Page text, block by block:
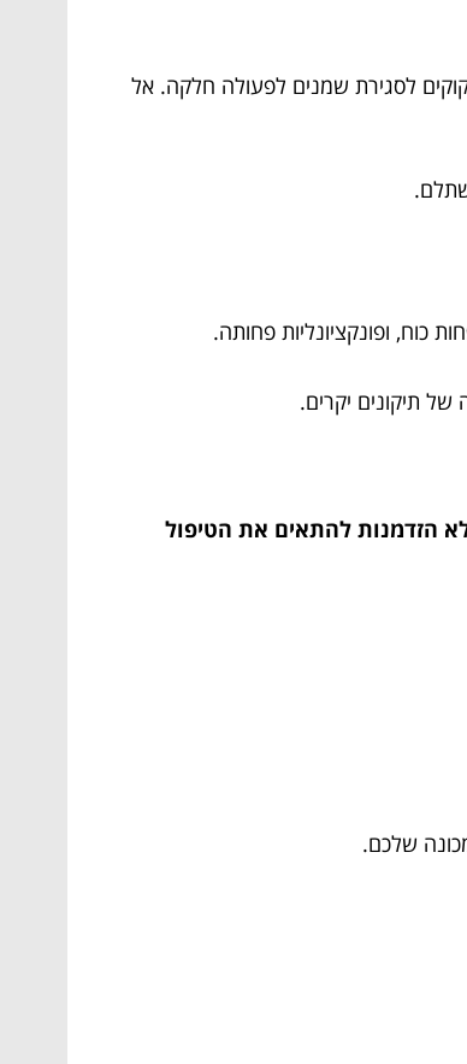
לסגירת שמנים לפעולה חלקה. אל
כוח, ופונקציונליות פחותה.
של תיקונים יקרים.
הזדמנות להתאים את הטיפול
שלכם.